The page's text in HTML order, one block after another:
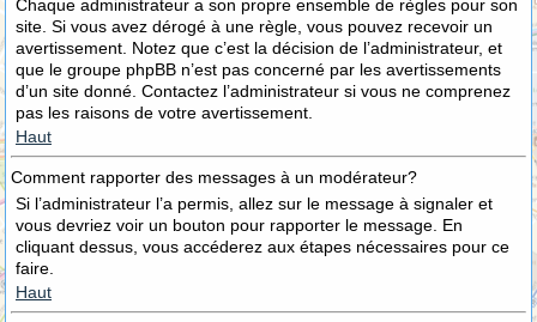
Chaque administrateur a son propre ensemble de règles pour son
site. Si vous avez dérogé à une règle, vous pouvez recevoir un
avertissement. Notez que c’est la décision de l’administrateur, et
que le groupe phpBB n’est pas concerné par les avertissements
d’un site donné. Contactez l’administrateur si vous ne comprenez
pas les raisons de votre avertissement.
Haut
Comment rapporter des messages à un modérateur?
Si l’administrateur l’a permis, allez sur le message à signaler et
vous devriez voir un bouton pour rapporter le message. En
cliquant dessus, vous accéderez aux étapes nécessaires pour ce
faire.
Haut